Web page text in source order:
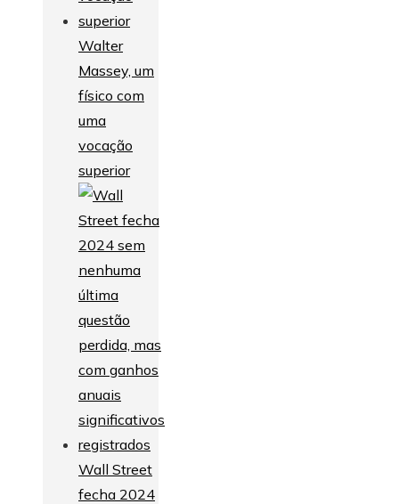
Walter
Massey, um
físico com
uma
vocação
superior
Wall Street
fecha 2024